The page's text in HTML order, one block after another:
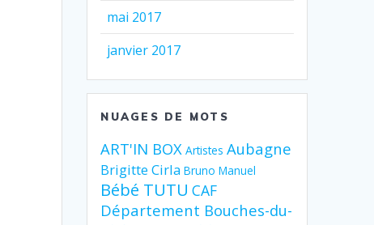
mai 2017
janvier 2017
NUAGES DE MOTS
ART'IN BOX Artistes Aubagne
Brigitte Cirla Bruno Manuel
Bébé TUTU CAF
Département Bouches-du-